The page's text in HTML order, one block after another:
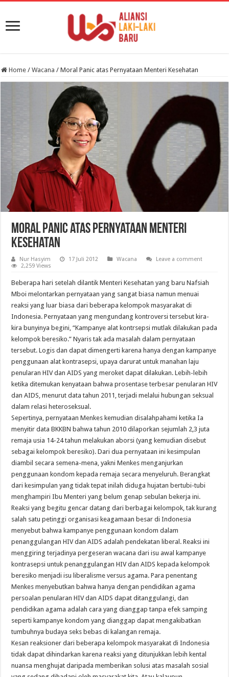
Home / Wacana / Moral Panic atas Pernyataan Menteri Kesehatan
Moral Panic atas Pernyataan Menteri
Kesehatan
Nur Hasyim 17 Juli 2012 Wacana
Leave a comment
2,259 Views
Beberapa hari setelah dilantik Menteri Kesehatan yang baru Nafsiah
Mboi melontarkan pernyataan yang sangat biasa namun menuai
reaksi yang luar biasa dari beberapa kelompok masyarakat di
Indonesia. Pernyataan yang mengundang kontroversi tersebut kira-
kira bunyinya begini, “Kampanye alat kontrsepsi mutlak dilakukan pada
kelompok beresiko.” Nyaris tak ada masalah dalam pernyataan
tersebut. Logis dan dapat dimengerti karena hanya dengan kampanye
penggunaan alat kontrasepsi, upaya darurat untuk manahan laju
penularan HIV dan AIDS yang meroket dapat dilakukan. Lebih-lebih
ketika ditemukan kenyataan bahwa prosentase terbesar penularan HIV
dan AIDS, menurut data tahun 2011, terjadi melalui hubungan seksual
dalam relasi heteroseksual.
Sepertinya, pernyataan Menkes kemudian disalahpahami ketika Ia
menyitir data BKKBN bahwa tahun 2010 dilaporkan sejumlah 2,3 juta
remaja usia 14-24 tahun melakukan aborsi (yang kemudian disebut
sebagai kelompok beresiko). Dari dua pernyataan ini kesimpulan
diambil secara semena-mena, yakni Menkes menganjurkan
penggunaan kondom kepada remaja secara menyeluruh. Berangkat
dari kesimpulan yang tidak tepat inilah diduga hujatan bertubi-tubi
menghampiri Ibu Menteri yang belum genap sebulan bekerja ini.
Reaksi yang begitu gencar datang dari berbagai kelompok, tak kurang
salah satu petinggi organisasi keagamaan besar di Indonesia
menyebut bahwa kampanye penggunaan kondom dalam
penanggulangan HIV dan AIDS adalah pendekatan liberal. Reaksi ini
menggiring terjadinya pergeseran wacana dari isu awal kampanye
kontrasepsi untuk penanggulangan HIV dan AIDS kepada kelompok
beresiko menjadi isu liberalisme versus agama. Para penentang
Menkes menyebutkan bahwa hanya dengan pendidikan agama
persoalan penularan HIV dan AIDS dapat ditanggulangi, dan
pendidikan agama adalah cara yang dianggap tanpa efek samping
seperti kampanye kondom yang dianggap dapat mengakibatkan
tumbuhnya budaya seks bebas di kalangan remaja.
Kesan reaksioner dari beberapa kelompok masyarakat di Indonesia
tidak dapat dihindarkan karena reaksi yang ditunjukkan lebih kental
nuansa menghujat daripada memberikan solusi atas masalah sosial